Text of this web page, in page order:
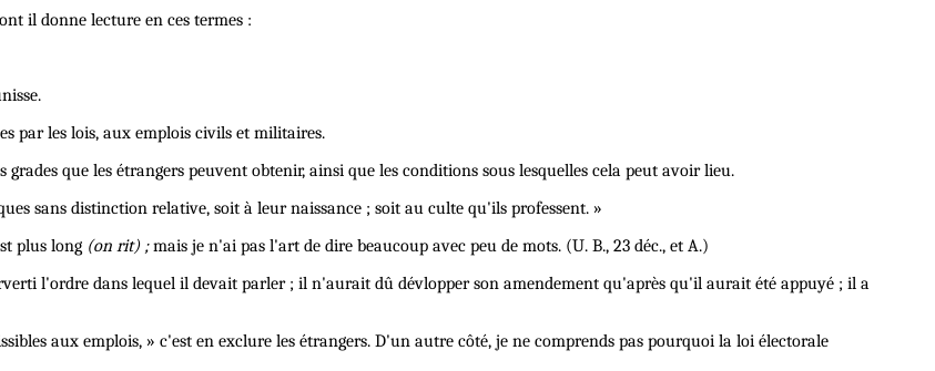
il donne lecture en ces termes :
par les lois, aux emplois civils et militaires.
que les étrangers peuvent obtenir, ainsi que les conditions sous lesquelles cela peut avoir lieu.
sans distinction relative, soit à leur naissance ; soit au culte qu'ils professent. »
plus long (on rit) ;mais je n'ai pas l'art de dire beaucoup avec peu de mots. (U. B., 23 déc., et A.)
l'ordre dans lequel il devait parler ; il n'aurait dû dévlopper son amendement qu'après qu'il aurait été appuyé ; il a
aux emplois, » c'est en exclure les étrangers. D'un autre côté, je ne comprends pas pourquoi la loi électorale